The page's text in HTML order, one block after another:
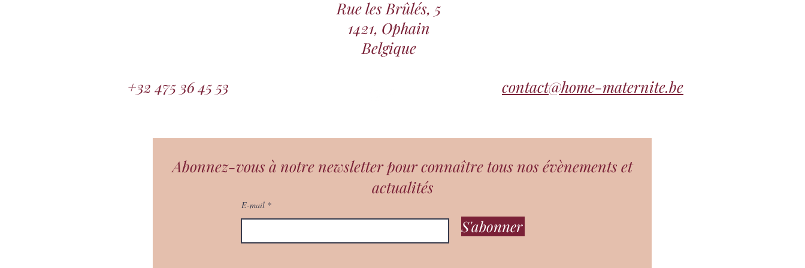
Rue les Brûlés, 5
1421, Ophain
Belgique
+32 475 36 45 53
contact@home-maternite.be
Abonnez-vous à notre newsletter pour connaître tous nos évènements et
actualités
E-mail
S'abonner